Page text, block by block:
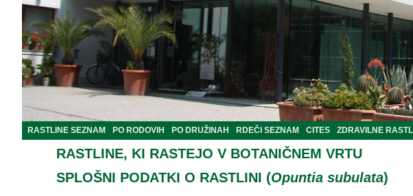
RASTLINE SEZNAM PO RODOVIH PO DRUŽINAH RDEČI SEZNAM CITES ZDRAVILNE
RASTLINE, KI RASTEJO V BOTANIČNEM VRTU
SPLOŠNI PODATKI O RASTLINI (Opuntia subulata)